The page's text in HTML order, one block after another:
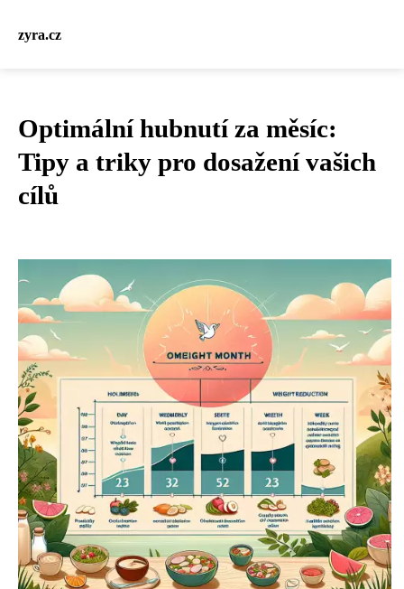
zyra.cz
Optimální hubnutí za měsíc:
Tipy a triky pro dosažení vašich
cílů